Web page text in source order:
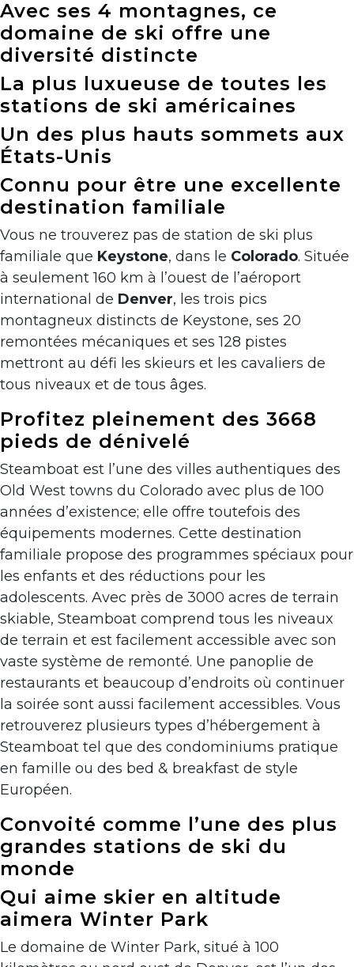
Avec ses 4 montagnes, ce
domaine de ski offre une
diversité distincte
La plus luxueuse de toutes les
stations de ski américaines
Un des plus hauts sommets aux
États-Unis
Connu pour être une excellente
destination familiale
Vous ne trouverez pas de station de ski plus
familiale que Keystone, dans le Colorado. Située
à seulement 160 km à l’ouest de l’aéroport
international de Denver, les trois pics
montagneux distincts de Keystone, ses 20
remontées mécaniques et ses 128 pistes
mettront au défi les skieurs et les cavaliers de
tous niveaux et de tous âges.
Profitez pleinement des 3668
pieds de dénivelé
Steamboat est l’une des villes authentiques des
Old West towns du Colorado avec plus de 100
années d’existence; elle offre toutefois des
équipements modernes. Cette destination
familiale propose des programmes spéciaux pour
les enfants et des réductions pour les
adolescents. Avec près de 3000 acres de terrain
skiable, Steamboat comprend tous les niveaux
de terrain et est facilement accessible avec son
vaste système de remonté. Une panoplie de
restaurants et beaucoup d’endroits où continuer
la soirée sont aussi facilement accessibles. Vous
retrouverez plusieurs types d’hébergement à
Steamboat tel que des condominiums pratique
en famille ou des bed & breakfast de style
Européen.
Convoité comme l’une des plus
grandes stations de ski du
monde
Qui aime skier en altitude
aimera Winter Park
Le domaine de Winter Park, situé à 100